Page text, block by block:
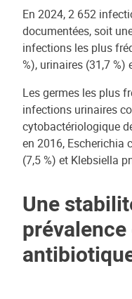
En 2024, 2 652
documentées, soit
infections les plus
%), urinaires (31,7 %)
Les germes les plus
infections urinaires
cytobactériologique
en 2016, Escherichia
(7,5 %) et Klebsiella
Une